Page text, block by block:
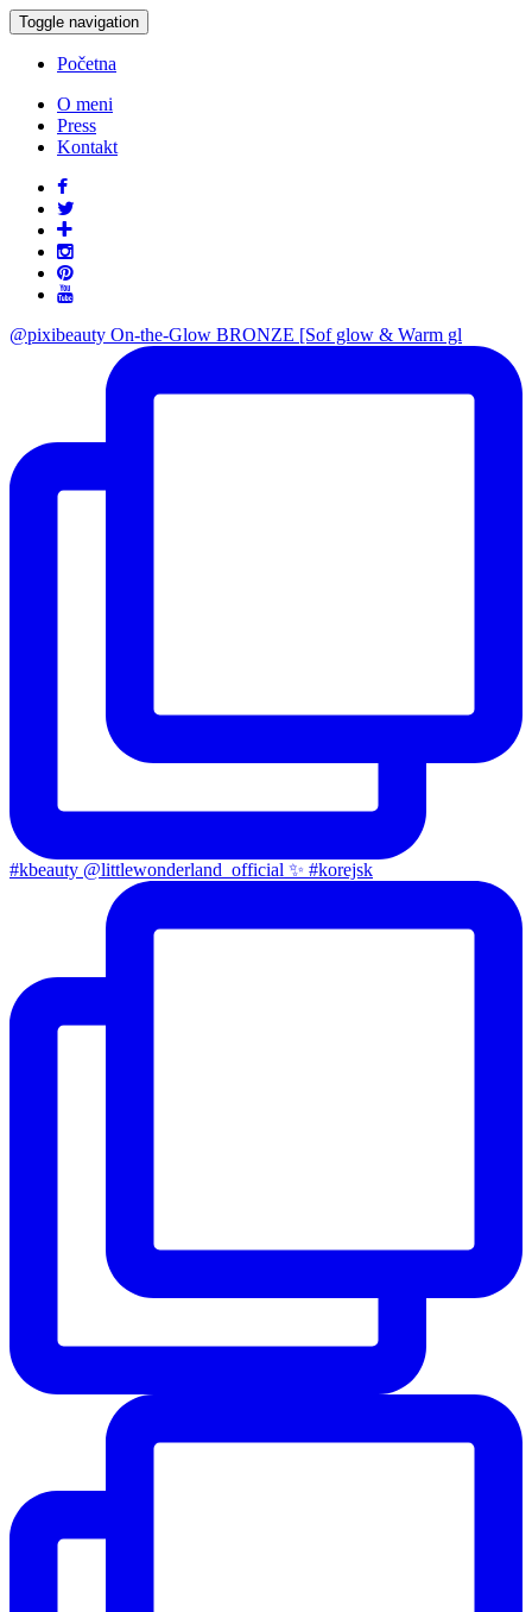
Toggle navigation
Početna
O meni
Press
Kontakt
@pixibeauty On-the-Glow BRONZE [Sof glow & Warm gl
#kbeauty @littlewonderland_official ✨ #korejsk